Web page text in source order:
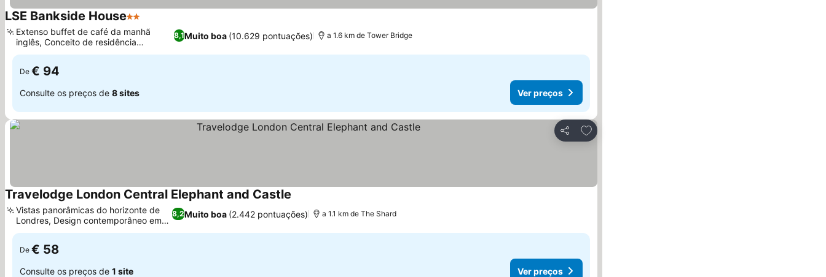
LSE Bankside House2 Estrelas
8,1Muito boa (10.629 pontuações)
Extenso buffet de café da manhã
inglês, Conceito de residência
universitária sazonal
a 1.6 km de Tower Bridge
De € 94
Consulte os preços de 8 sites Ver preços
Partilhar
Adicionar aos favoritos
Travelodge London Central Elephant and Castle
8,2Muito boa (2.442 pontuações)
Vistas panorâmicas do horizonte de
Londres, Design contemporâneo em
cerâmica
a 1.1 km de The Shard
De € 58
Consulte os preços de 1 site Ver preços